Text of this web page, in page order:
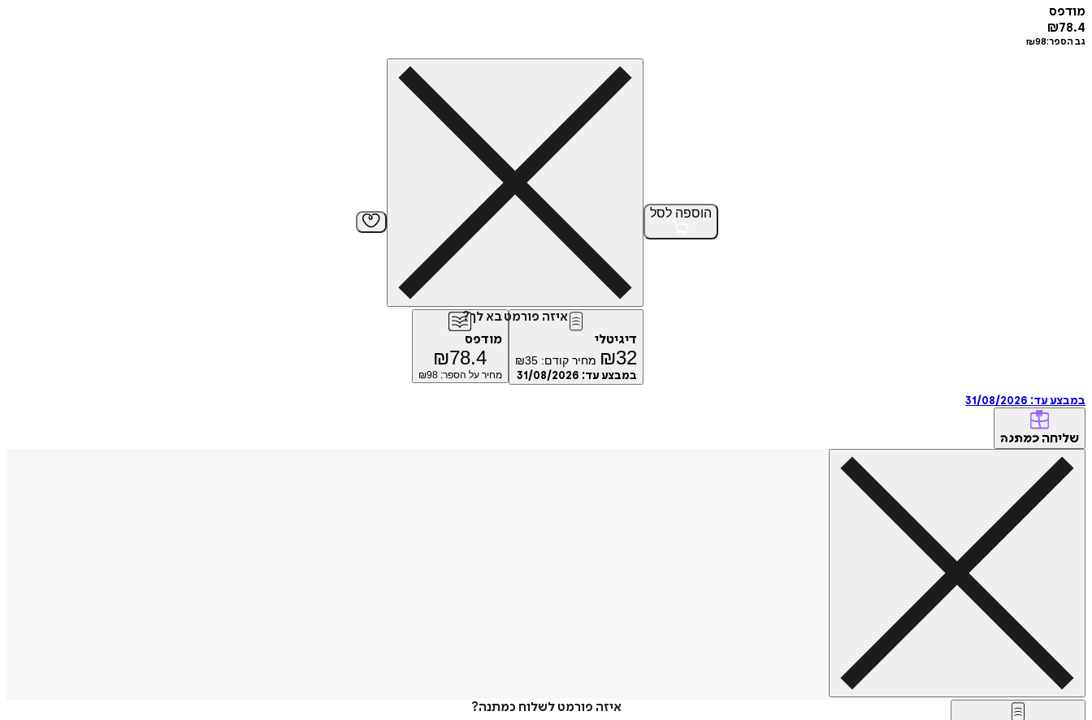
מודפס
₪78.4
גב הספר: ₪98
הוספה לסל
איזה פורמט בא לך?
דיגיטלי
₪32 מחיר קודם: ₪35
במבצע עד: 31/08/2026
מודפס
₪78.4
מחיר על הספר: ₪98
במבצע עד: 31/08/2026
שליחה כמתנה
איזה פורמט לשלוח כמתנה?